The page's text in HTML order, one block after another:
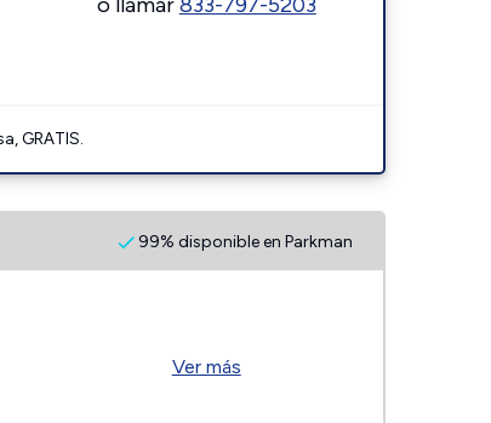
GRATIS.
99% disponible en Parkman
Ver más